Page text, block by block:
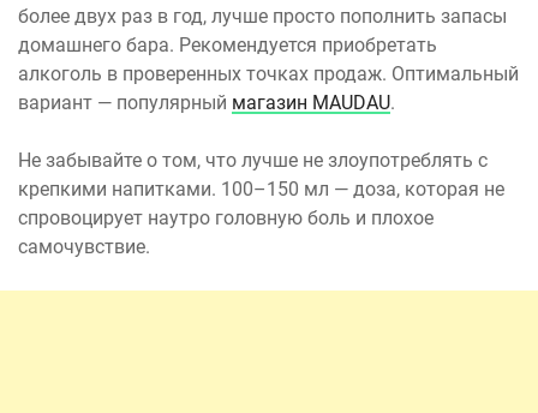
более двух раз в год, лучше просто пополнить запасы
домашнего бара. Рекомендуется приобретать
алкоголь в проверенных точках продаж. Оптимальный
вариант — популярный магазин MAUDAU.
Не забывайте о том, что лучше не злоупотреблять с
крепкими напитками. 100–150 мл — доза, которая не
спровоцирует наутро головную боль и плохое
самочувствие.